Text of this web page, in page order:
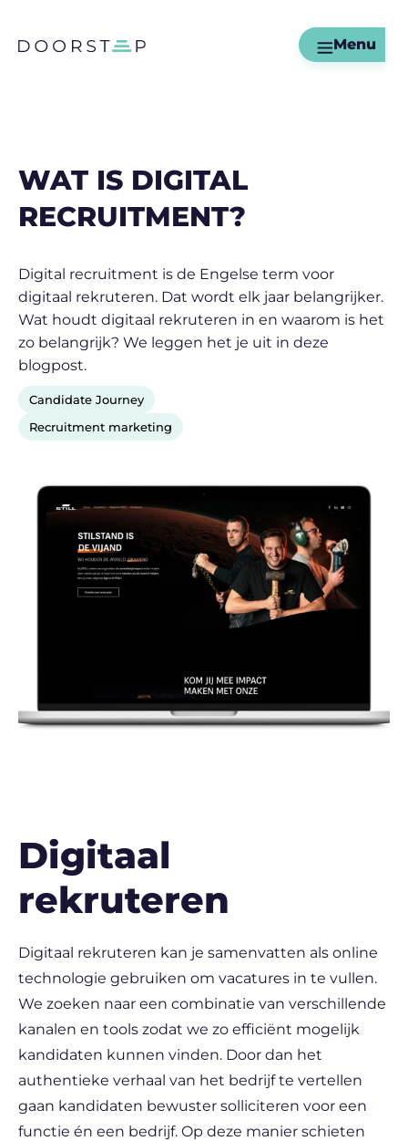
Menu
WAT IS DIGITAL
RECRUITMENT?
Digital recruitment is de Engelse term voor
digitaal rekruteren. Dat wordt elk jaar belangrijker.
Wat houdt digitaal rekruteren in en waarom is het
zo belangrijk? We leggen het je uit in deze
blogpost.
Candidate Journey
Recruitment marketing
Digitaal
rekruteren
Digitaal rekruteren kan je samenvatten als online
technologie gebruiken om vacatures in te vullen.
We zoeken naar een combinatie van verschillende
kanalen en tools zodat we zo efficiënt mogelijk
kandidaten kunnen vinden. Door dan het
authentieke verhaal van het bedrijf te vertellen
gaan kandidaten bewuster solliciteren voor een
functie én een bedrijf. Op deze manier schieten